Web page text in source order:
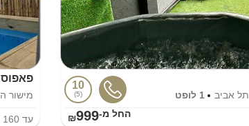
תל אביב 1 לופט
10
5
החל מ-₪999
פאפוס
מישור
עד 160